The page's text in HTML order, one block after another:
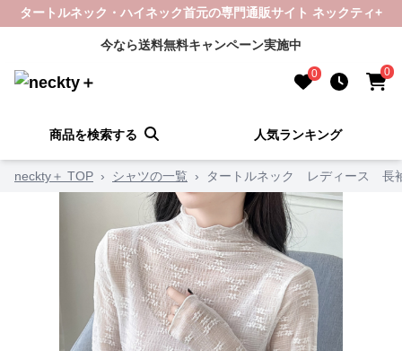
タートルネック・ハイネック首元の専門通販サイト ネックティ+
今なら送料無料キャンペーン実施中
0 0
商品を検索する 人気ランキング
neckty＋ TOP › シャツの一覧 › タートルネック レディース 長